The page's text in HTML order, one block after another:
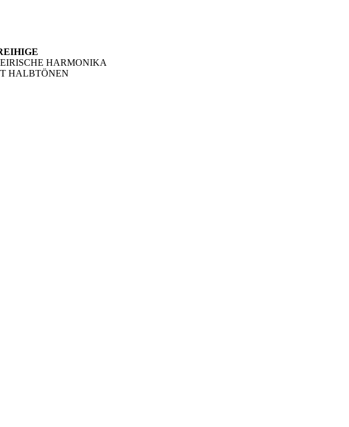
HARMONIKA
HALBTÖNEN